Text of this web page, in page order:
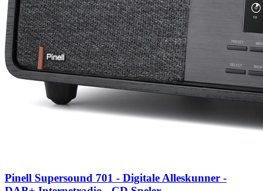
Pinell Supersound 701 - Digitale Alleskunner -